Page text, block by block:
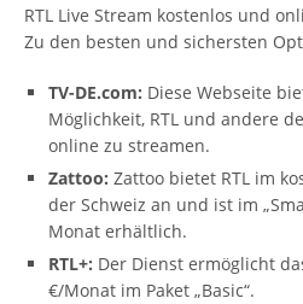
RTL Live Stream kostenlos und
Zu den besten und sichersten
TV-DE.com: Diese Webseite
Möglichkeit, RTL und andere
online zu streamen.
Zattoo: Zattoo bietet RTL im
der Schweiz an und ist im
Monat erhältlich.
RTL+: Der Dienst ermöglicht
€/Monat im Paket „Basic“.